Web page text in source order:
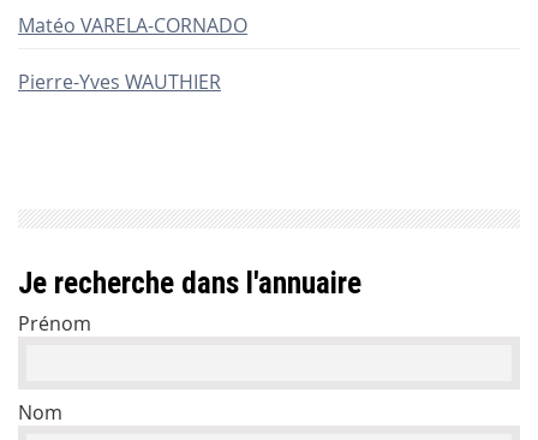
Matéo VARELA-CORNADO
Pierre-Yves WAUTHIER
Je recherche dans l'annuaire
Prénom
Nom